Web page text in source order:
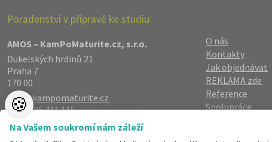
Poradenství v přípravě ke studiu
AMOS – KamPoMaturite.cz, s.r.o.
Dukelských hrdinů 21
Praha 7
170 00
info@kampomaturite.cz
+420 606 411 115
O nás
Kontakty
Jak objednávat
REKLAMA zde
Reference
Spolupráce
🍪
Na Vašem soukromí nám záleží